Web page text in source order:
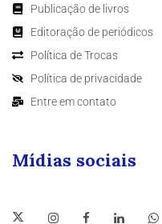
Publicação de livros
Editoração de periódicos
Política de Trocas
Política de privacidade
Entre em contato
Mídias sociais